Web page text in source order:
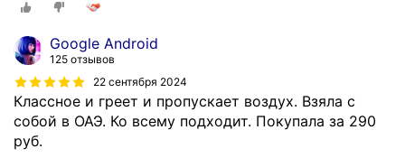
Google Android
125 отзывов
22 сентября 2024
Классное и греет и пропускает воздух. Взяла с
собой в ОАЭ. Ко всему подходит. Покупала за 290
руб.